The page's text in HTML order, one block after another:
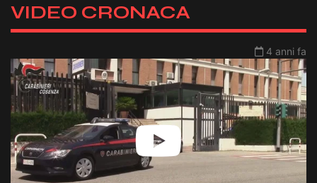
VIDEO CRONACA
4 anni fa